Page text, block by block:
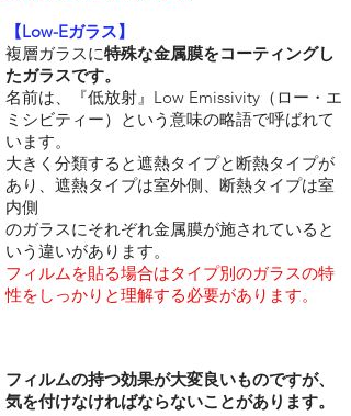
【Low-Eガラス】
複層ガラスに特殊な金属膜をコーティングし
たガラスです。
名前は、『低放射』Low Emissivity（ロー・エ
ミシビティー）という意味の略語で呼ばれて
います。
大きく分類すると遮熱タイプと断熱タイプが
あり、遮熱タイプは室外側、断熱タイプは室
内側
のガラスにそれぞれ金属膜が施されていると
いう違いがあります。
フィルムを貼る場合はタイプ別のガラスの特
性をしっかりと理解する必要があります。
フィルムの持つ効果が大変良いものですが、
気を付けなければならないことがあります。